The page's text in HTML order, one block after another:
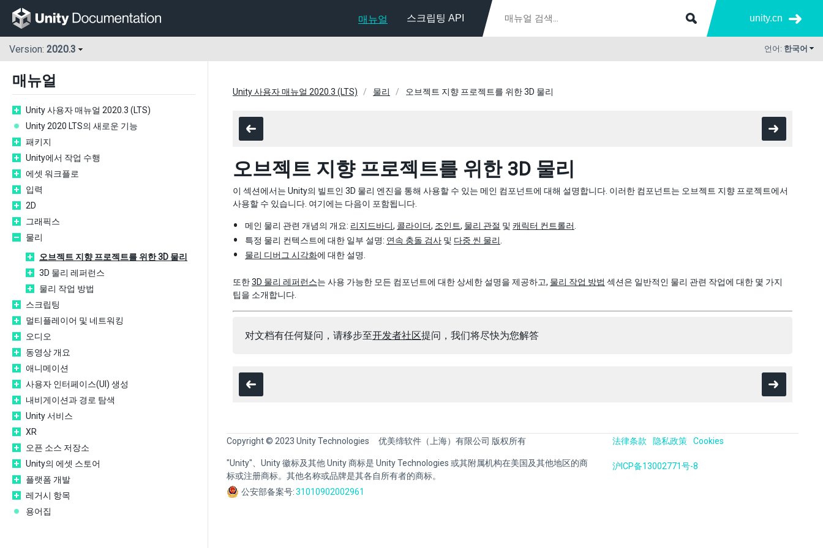
매뉴얼 스크립팅 API unity.cn
Version: 2020.3 언어: 한국어
매뉴얼
Unity 사용자 매뉴얼 2020.3 (LTS)
Unity 2020 LTS의 새로운 기능
패키지
Unity에서 작업 수행
에셋 워크플로
입력
2D
그래픽스
물리
오브젝트 지향 프로젝트를 위한 3D 물리
3D 물리 레퍼런스
물리 작업 방법
스크립팅
멀티플레이어 및 네트워킹
오디오
동영상 개요
애니메이션
사용자 인터페이스(UI) 생성
내비게이션과 경로 탐색
Unity 서비스
XR
오픈 소스 저장소
Unity의 에셋 스토어
플랫폼 개발
레거시 항목
용어집
Unity 사용자 매뉴얼 2020.3 (LTS) 물리 오브젝트 지향 프로젝트를 위한 3D 물리
오브젝트 지향 프로젝트를 위한 3D 물리
이 섹션에서는 Unity의 빌트인 3D 물리 엔진을 통해 사용할 수 있는 메인 컴포넌트에 대해 설명합니다. 이러한 컴포넌트는 오브젝트 지향 프로젝트에서
사용할 수 있습니다. 여기에는 다음이 포함됩니다.
메인 물리 관련 개념의 개요: 리지드바디, 콜라이더, 조인트, 물리 관절 및 캐릭터 컨트롤러
특정 물리 컨텍스트에 대한 일부 설명: 연속 충돌 검사 및 다중 씬 물리
물리 디버그 시각화에 대한 설명.
또한3D 물리 레퍼런스는 사용 가능한 모든 컴포넌트에 대한 상세한 설명을 제공하고, 물리 작업 방법 섹션은 일반적인 물리 관련 작업에 대한 몇 가지
팁을 소개합니다.
对文档有任何疑问，请移步至开发者社区提问，我们将尽快为您解答
Copyright © 2023 Unity Technologies 优美缔软件（上海）有限公司 版权所有
"Unity"、Unity 徽标及其他 Unity 商标是 Unity Technologies 或其附属机构在美国及其他地区的商
标或注册商标。其他名称或品牌是其各自所有者的商标。
公安部备案号:31010902002961
法律条款 隐私政策 Cookies
沪ICP备13002771号-8